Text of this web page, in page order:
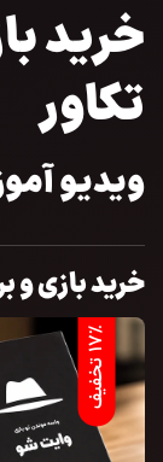
خرید
تکاور
ویدیو
خرید بازی و
1
7
%
ت
خ
ف
ی
ف